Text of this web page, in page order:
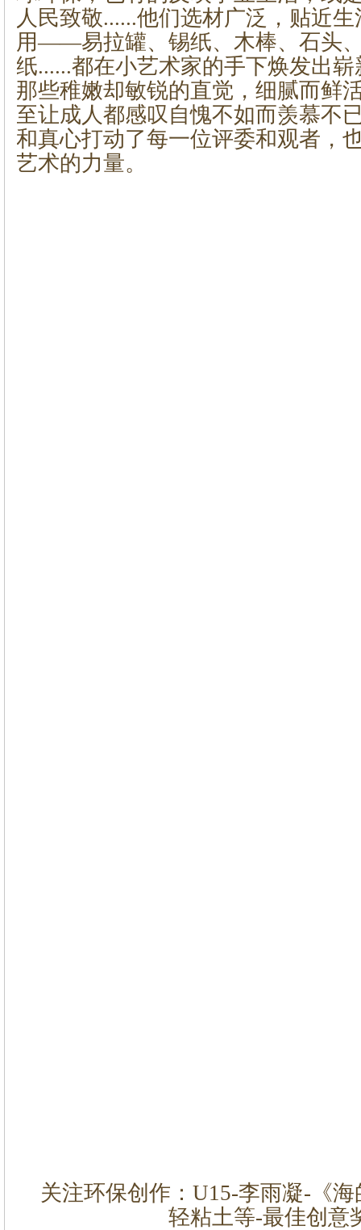
人民致敬......他们选材广泛，贴近
用——易拉罐、锡纸、木棒、石头
纸......都在小艺术家的手下焕发出
那些稚嫩却敏锐的直觉，细腻而鲜
至让成人都感叹自愧不如而羡慕不
和真心打动了每一位评委和观者，
艺术的力量。
关注环保创作：U15-李雨凝-《
轻粘土等-最佳创意